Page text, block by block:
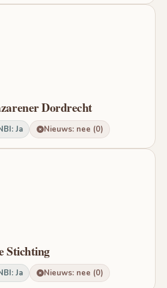
Dordrecht
Ja Nieuws: nee (0)
Stichting
Ja Nieuws: nee (0)